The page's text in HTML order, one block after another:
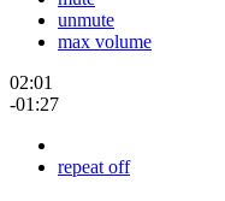
unmute
max volume
02:01
-01:27
repeat off